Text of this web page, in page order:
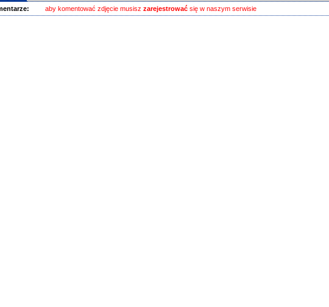
aby komentować zdjęcie musisz zarejestrowaćsię w naszym serwisie